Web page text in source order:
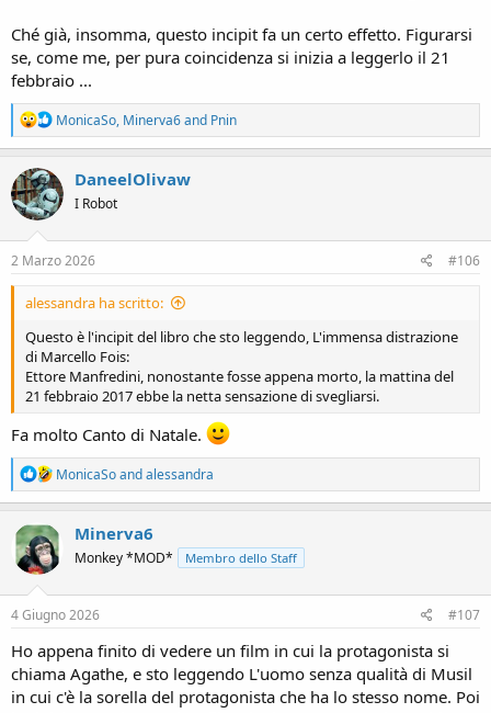
Ché già, insomma, questo incipit fa un certo effetto. Figurarsi
se, come me, per pura coincidenza si inizia a leggerlo il 21
febbraio ...
R
e
a
c
t
i
n
s
MonicaSo, Minerva6and Pnin
DaneelOlivaw
I Robot
2 Marzo 2026 #106
alessandra ha scritto:
Questo è l'incipit del libro che sto leggendo, L'immensa distrazione
di Marcello Fois:
Ettore Manfredini, nonostante fosse appena morto, la mattina del
21 febbraio 2017 ebbe la netta sensazione di svegliarsi.
Fa molto Canto di Natale.
R
e
a
t
i
n
s
MonicaSoandalessandra
Minerva6
Monkey *MOD* Membro dello Staff
4 Giugno 2026 #107
Ho appena finito di vedere un film in cui la protagonista si
chiama Agathe, e sto leggendo L'uomo senza qualità di Musil
in cui c'è la sorella del protagonista che ha lo stesso nome. Poi